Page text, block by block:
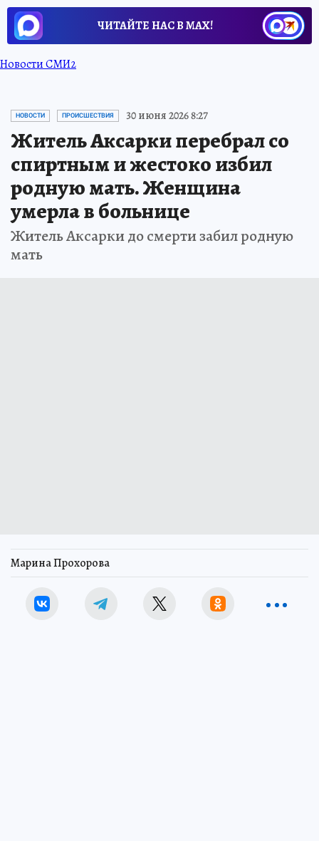
ЧИТАЙТЕ НАС В МАХ!
Новости СМИ2
НОВОСТИ ПРОИСШЕСТВИЯ 30 июня 2026 8:27
Житель Аксарки перебрал со
спиртным и жестоко избил
родную мать. Женщина
умерла в больнице
Житель Аксарки до смерти забил родную
мать
Марина Прохорова